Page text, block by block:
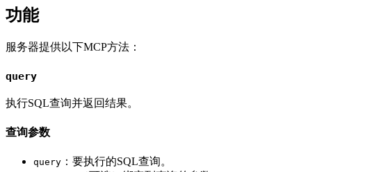
功能
服务器提供以下MCP方法：
query
执行SQL查询并返回结果。
查询参数
query ：要执行的SQL查询。